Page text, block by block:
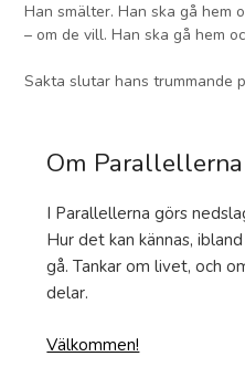
Han smälter. Han ska gå hem
– om de vill. Han ska gå hem
Sakta slutar hans trummande
Om Parallellerna
I Parallellerna görs
Hur det kan kännas,
gå. Tankar om livet, och
delar.
Välkommen!